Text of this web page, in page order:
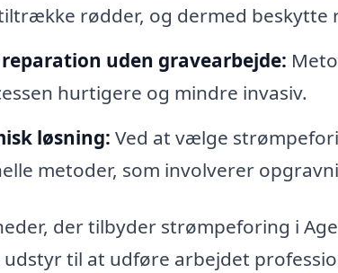
rødder, og dermed beskytte
uden gravearbejde:
hurtigere og mindre invasiv.
løsning: Ved at vælge
metoder, som involverer
der tilbyder strømpeforing i
til at udføre arbejdet